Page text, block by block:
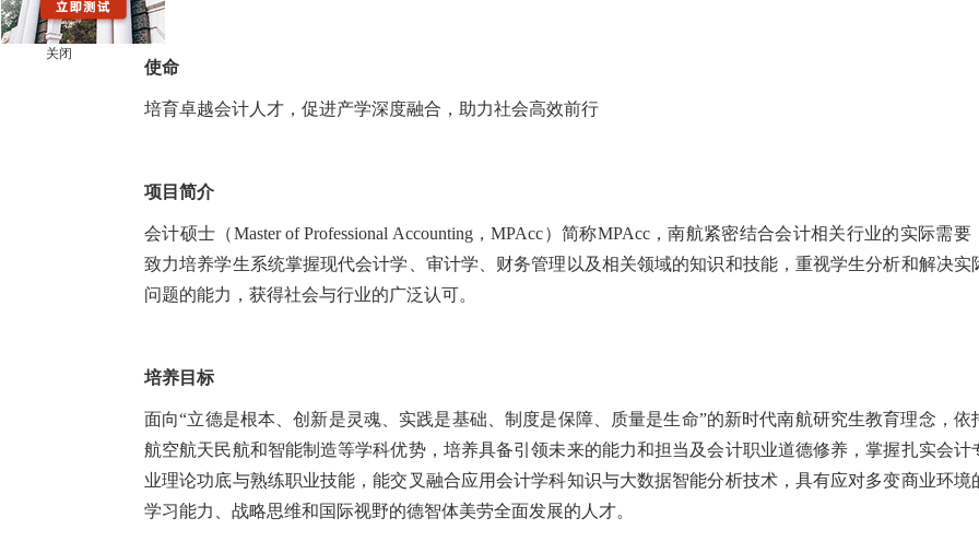
关闭
使命
培育卓越会计人才，促进产学深度融合，助力社会高效前行
项目简介
会计硕士（Master of Professional Accounting，MPAcc）简称MPAcc，南航紧密结合会计相关行业的实际需要
致力培养学生系统掌握现代会计学、审计学、财务管理以及相关领域的知识和技能，重视学生分析和解决实
问题的能力，获得社会与行业的广泛认可。
培养目标
面向“立德是根本、创新是灵魂、实践是基础、制度是保障、质量是生命”的新时代南航研究生教育理念，依
航空航天民航和智能制造等学科优势，培养具备引领未来的能力和担当及会计职业道德修养，掌握扎实会计
业理论功底与熟练职业技能，能交叉融合应用会计学科知识与大数据智能分析技术，具有应对多变商业环境
学习能力、战略思维和国际视野的德智体美劳全面发展的人才。